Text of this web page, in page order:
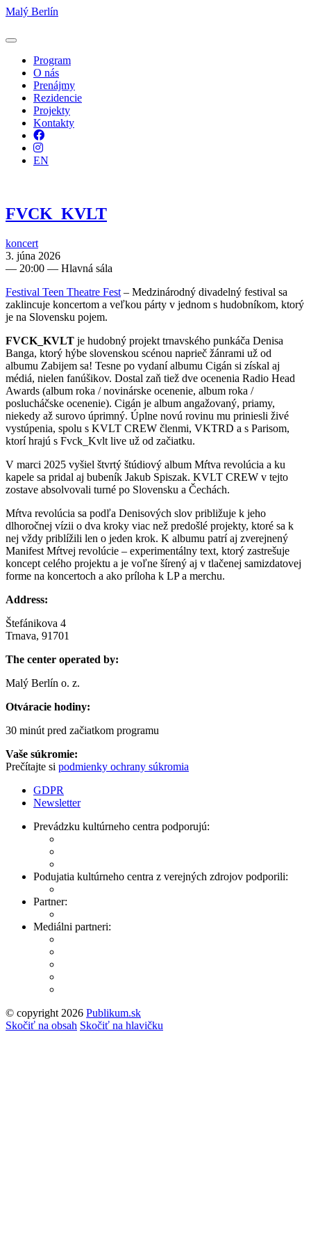
Malý Berlín
Program
O nás
Prenájmy
Rezidencie
Projekty
Kontakty
Facebook
Instagram
EN
FVCK_KVLT
koncert
3. júna 2026
— 20:00 — Hlavná sála
Festival Teen Theatre Fest – Medzinárodný divadelný festival sa
zaklincuje koncertom a veľkou párty v jednom s hudobníkom, ktorý
je na Slovensku pojem.
FVCK_KVLT je hudobný projekt trnavského punkáča Denisa
Banga, ktorý hýbe slovenskou scénou naprieč žánrami už od
albumu Zabijem sa! Tesne po vydaní albumu Cigán si získal aj
médiá, nielen fanúšikov. Dostal zaň tiež dve ocenenia Radio Head
Awards (album roka / novinárske ocenenie, album roka /
poslucháčske ocenenie). Cigán je album angažovaný, priamy,
niekedy až surovo úprimný. Úplne novú rovinu mu priniesli živé
vystúpenia, spolu s KVLT CREW členmi, VKTRD a s Parisom,
ktorí hrajú s Fvck_Kvlt live už od začiatku.
V marci 2025 vyšiel štvrtý štúdiový album Mŕtva revolúcia a ku
kapele sa pridal aj bubeník Jakub Spiszak. KVLT CREW v tejto
zostave absolvovali turné po Slovensku a Čechách.
Mŕtva revolúcia sa podľa Denisových slov približuje k jeho
dlhoročnej vízii o dva kroky viac než predošlé projekty, ktoré sa k
nej vždy priblížili len o jeden krok. K albumu patrí aj zverejnený
Manifest Mŕtvej revolúcie – experimentálny text, ktorý zastrešuje
koncept celého projektu a je voľne šírený aj v tlačenej samizdatovej
forme na koncertoch a ako príloha k LP a merchu.
Address:
Štefánikova 4
Trnava, 91701
The center operated by:
Malý Berlín o. z.
Otváracie hodiny:
30 minút pred začiatkom programu
Vaše súkromie:
Prečítajte si podmienky ochrany súkromia
GDPR
Newsletter
Prevádzku kultúrneho centra podporujú:
Podujatia kultúrneho centra z verejných zdrojov podporili:
Partner:
Mediálni partneri:
© copyright 2026 Publikum.sk
Tvorba stránok: Enjoy
Skočiť na obsah Skočiť na hlavičku